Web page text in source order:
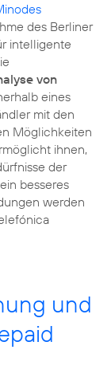
des Berliner
intelligente
von
eines
mit den
Möglichkeiten
ihnen,
der
besseres
werden
und